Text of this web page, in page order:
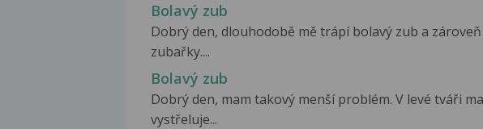
Bolavý zub
Dobrý den, dlouhodobě mě trápí bolavý zub a
zubařky....
Bolavý zub
Dobrý den, mam takový menší problém. V levé tváři
vystřeluje...